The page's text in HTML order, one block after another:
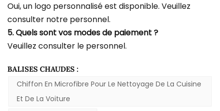
Oui, un logo personnalisé est disponible. Veuillez
consulter notre personnel.
5. Quels sont vos modes de paiement ?
Veuillez consulter le personnel.
BALISES CHAUDES :
Chiffon En Microfibre Pour Le Nettoyage De La Cuisine
Et De La Voiture